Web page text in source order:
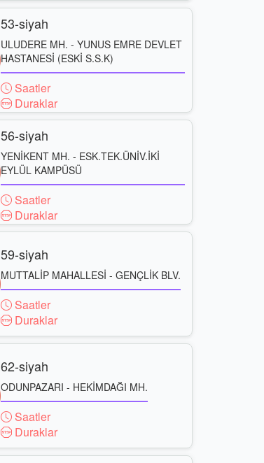
53-siyah
ULUDERE MH. - YUNUS EMRE DEVLET
HASTANESİ (ESKİ S.S.K)
Saatler
Duraklar
56-siyah
YENİKENT MH. - ESK.TEK.ÜNİV.İKİ
EYLÜL KAMPÜSÜ
Saatler
Duraklar
59-siyah
MUTTALİP MAHALLESİ - GENÇLİK BLV.
Saatler
Duraklar
62-siyah
ODUNPAZARI - HEKİMDAĞI MH.
Saatler
Duraklar